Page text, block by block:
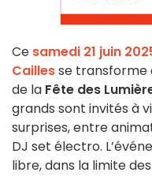
Ce samedi 21 juin
Caillesse transforme
de la Fête des
grands sont invités à
surprises, entre
DJ set électro.
libre, dans la limite